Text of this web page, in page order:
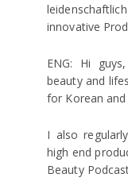
innovative
ENG: Hi
beauty and
for Korean and
I also
high end
Beauty